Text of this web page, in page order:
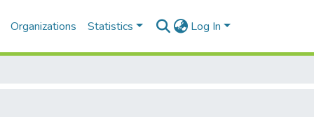
Organizations Statistics Log In